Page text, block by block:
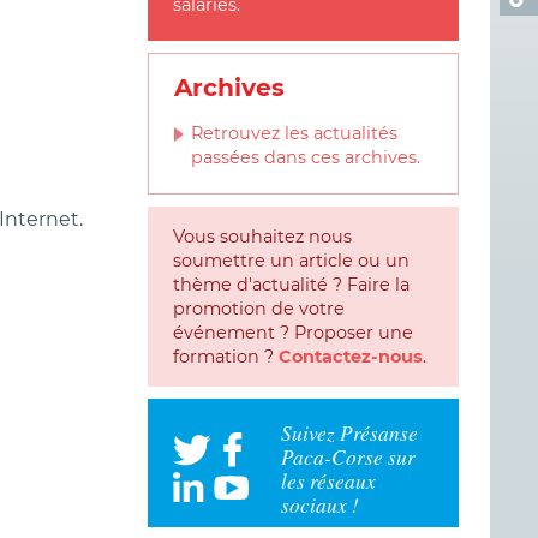
salariés.
Archives
Retrouvez les actualités
passées dans ces archives.
Vous souhaitez nous
soumettre un article ou un
thème d'actualité ? Faire la
promotion de votre
événement ? Proposer une
formation ? Contactez-nous.
Suivez Présanse
Paca-Corse sur
les réseaux
sociaux !